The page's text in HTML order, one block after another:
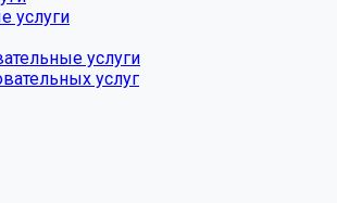
услуги
услуги
услуг